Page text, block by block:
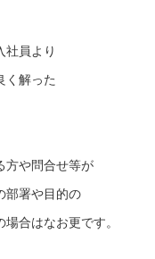
社員より
く解った
方や問合せ等が
部署や目的の
合はなお更です。